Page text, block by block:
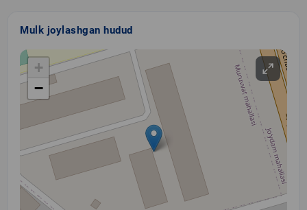
Mulk joylashgan hudud
+
−